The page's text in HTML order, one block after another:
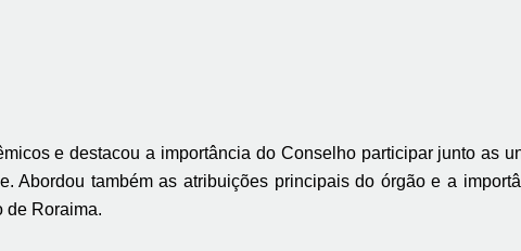
e destacou a importância do Conselho participar junto as
Abordou também as atribuições principais do órgão e a
de Roraima.